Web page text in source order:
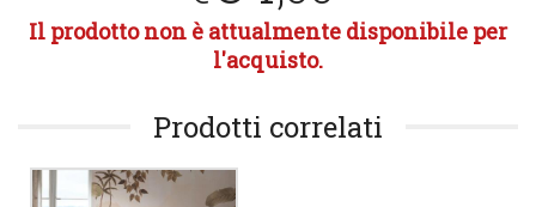
Il prodotto non è attualmente disponibile per
l'acquisto.
Prodotti correlati